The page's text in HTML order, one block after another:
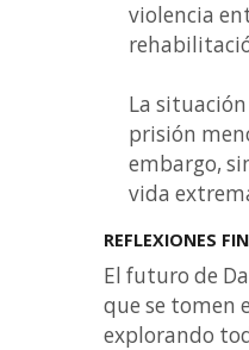
violencia
La
prisión
embargo,
vida
REFLEXIONES
El futuro de
que se tomen
explorando